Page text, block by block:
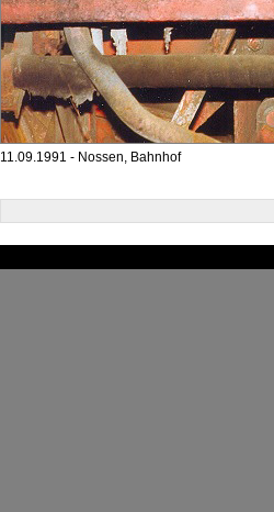
11.09.1991 - Nossen, Bahnhof